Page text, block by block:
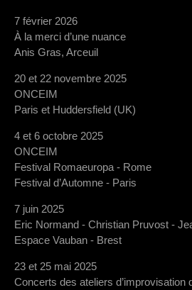
7 février 2026
À la merci d’une nuance
Anis Gras, Arceuil
20 et 22 novembre 2025
ONCEIM
Paris et Huddersfield (UK)
4 et 6 octobre 2025
ONCEIM
Festival Romaeuropa - Rome
Festival d’Automne - Paris
7 juin 2025
Eric Normand - Christian Pruvost -
Espace Vauban - Brest
23 et 25 mai 2025
Concerts des ateliers d’improvisation